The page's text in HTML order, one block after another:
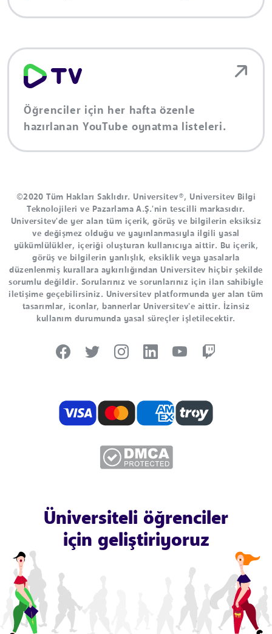
Öğrenciler için her hafta özenle
hazırlanan YouTube oynatma listeleri.
©2020 Tüm Hakları Saklıdır. Universitev®, Universitev Bilgi
Teknolojileri ve Pazarlama A.Ş.'nin tescilli markasıdır.
Universitev'de yer alan tüm içerik, görüş ve bilgilerin eksiksiz
ve değişmez olduğu ve yayınlanmasıyla ilgili yasal
yükümlülükler, içeriği oluşturan kullanıcıya aittir. Bu içerik,
görüş ve bilgilerin yanlışlık, eksiklik veya yasalarla
düzenlenmiş kurallara aykırılığından Universitev hiçbir şekilde
sorumlu değildir. Sorularınız ve sorunlarınız için ilan sahibiyle
iletişime geçebilirsiniz. Universitev platformunda yer alan tüm
tasarımlar, iconlar, bannerlar Universitev'e aittir. İzinsiz
kullanım durumunda yasal süreçler işletilecektir.
Üniversiteli öğrenciler
için geliştiriyoruz